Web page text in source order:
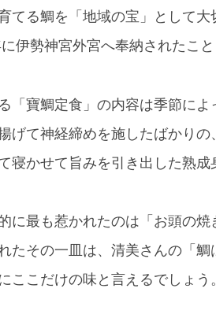
てる鯛を「地域の宝」として
伊勢神宮外宮へ奉納されたこ
「寶鯛定食」の内容は季節に
げて神経締めを施したばかり
寝かせて旨みを引き出した熟
に最も惹かれたのは「お頭の
たその一皿は、清美さんの「
ここだけの味と言えるでしょう